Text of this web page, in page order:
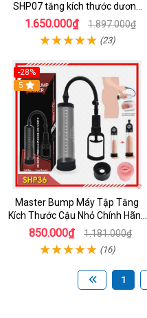
SHP07 tăng kích thước dương
vật an toàn hiệu quả
1.650.000₫ 1.897.000₫
(23)
-28%
5
Master Bump Máy Tập Tăng
Kích Thước Cậu Nhỏ Chính Hãng
Giá Tốt
850.000₫ 1.181.000₫
(16)
1